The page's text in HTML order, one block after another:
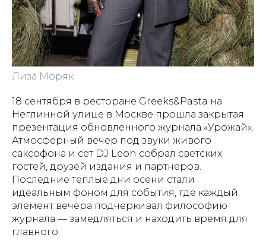
Лиза Моряк
18 сентября в ресторане Greeks&Pasta на
Неглинной улице в Москве прошла закрытая
презентация обновленного журнала «Урожай».
Атмосферный вечер под звуки живого
саксофона и сет DJ Leon собрал светских
гостей, друзей издания и партнеров.
Последние теплые дни осени стали
идеальным фоном для события, где каждый
элемент вечера подчеркивал философию
журнала — замедляться и находить время для
главного.